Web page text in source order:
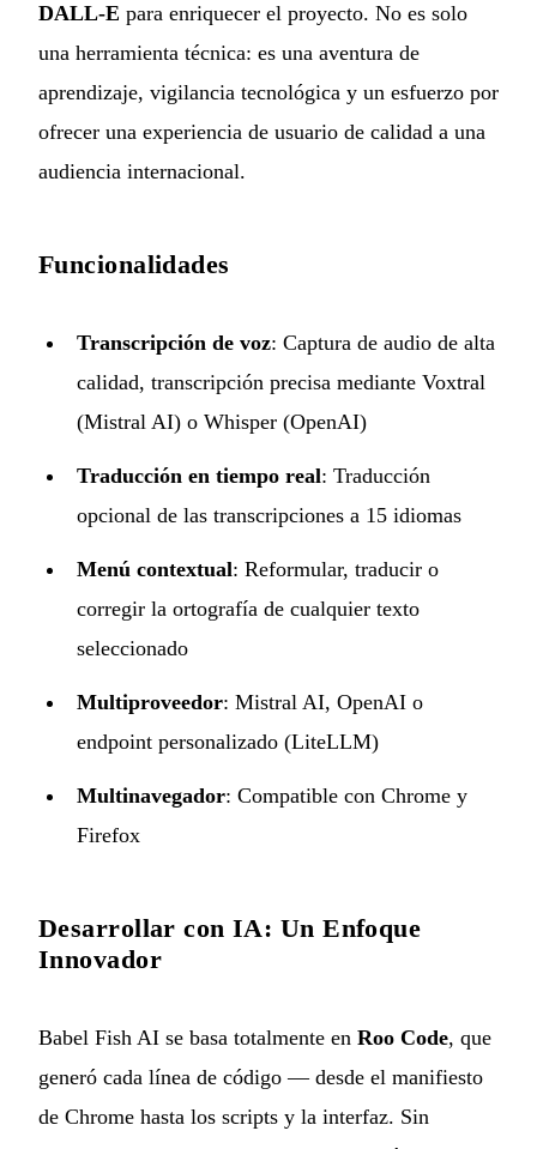
DALL-E para enriquecer el proyecto. No es solo
una herramienta técnica: es una aventura de
aprendizaje, vigilancia tecnológica y un esfuerzo por
ofrecer una experiencia de usuario de calidad a una
audiencia internacional.
Funcionalidades
Transcripción de voz: Captura de audio de alta
calidad, transcripción precisa mediante Voxtral
(Mistral AI) o Whisper (OpenAI)
Traducción en tiempo real: Traducción
opcional de las transcripciones a 15 idiomas
Menú contextual: Reformular, traducir o
corregir la ortografía de cualquier texto
seleccionado
Multiproveedor: Mistral AI, OpenAI o
endpoint personalizado (LiteLLM)
Multinavegador: Compatible con Chrome y
Firefox
Desarrollar con IA: Un Enfoque
Innovador
Babel Fish AI se basa totalmente en Roo Code, que
generó cada línea de código — desde el manifiesto
de Chrome hasta los scripts y la interfaz. Sin